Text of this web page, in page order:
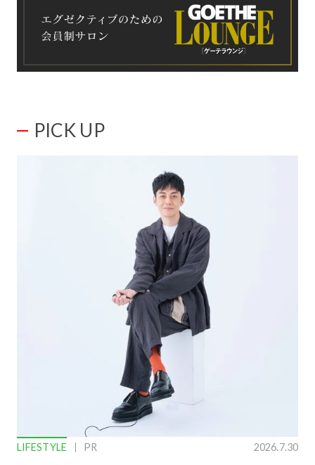
PICK UP
LIFESTYLE PR 2026.7.30